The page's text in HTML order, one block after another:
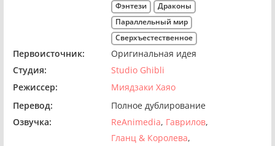
Фэнтези
Драконы
Параллельный мир
Сверхъестественное
Первоисточник:
Оригинальная идея
Студия:
Studio Ghibli
Режиссер:
Миядзаки Хаяо
Перевод:
Полное дублирование
Озвучка:
ReAnimedia Гаврилов
Гланц & Королева